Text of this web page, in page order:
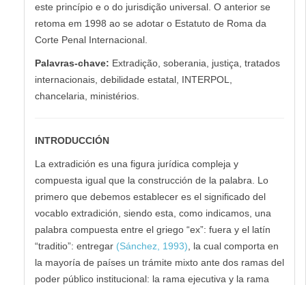
este princípio e o do jurisdição universal. O anterior se
retoma em 1998 ao se adotar o Estatuto de Roma da
Corte Penal Internacional.
Palavras-chave: Extradição, soberania, justiça, tratados
internacionais, debilidade estatal, INTERPOL,
chancelaria, ministérios.
INTRODUCCIÓN
La extradición es una figura jurídica compleja y
compuesta igual que la construcción de la palabra. Lo
primero que debemos establecer es el significado del
vocablo extradición, siendo esta, como indicamos, una
palabra compuesta entre el griego “ex”: fuera y el latín
“traditio”: entregar (Sánchez, 1993) , la cual comporta en
la mayoría de países un trámite mixto ante dos ramas del
poder público institucional: la rama ejecutiva y la rama